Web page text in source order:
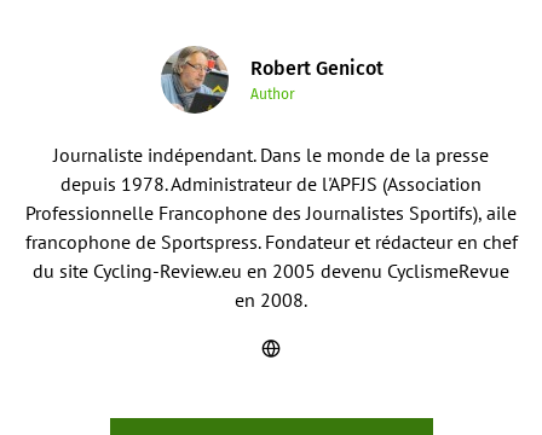
Robert Genicot
Author
Journaliste indépendant. Dans le monde de la presse
depuis 1978. Administrateur de l'APFJS (Association
Professionnelle Francophone des Journalistes Sportifs), aile
francophone de Sportspress. Fondateur et rédacteur en chef
du site Cycling-Review.eu en 2005 devenu CyclismeRevue
en 2008.